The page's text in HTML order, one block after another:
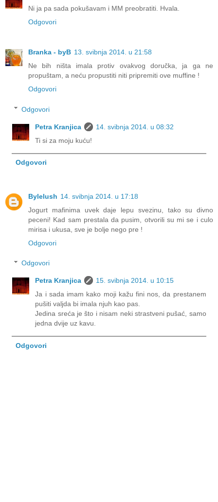
Ni ja pa sada pokušavam i MM preobratiti. Hvala.
Odgovori
Branka - byB 13. svibnja 2014. u 21:58
Ne bih ništa imala protiv ovakvog doručka, ja ga ne
propuštam, a neću propustiti niti pripremiti ove muffine !
Odgovori
Odgovori
Petra Kranjica
14. svibnja 2014. u 08:32
Ti si za moju kuću!
Odgovori
Bylelush 14. svibnja 2014. u 17:18
Jogurt mafinima uvek daje lepu svezinu, tako su divno
peceni! Kad sam prestala da pusim, otvorili su mi se i culo
mirisa i ukusa, sve je bolje nego pre !
Odgovori
Odgovori
Petra Kranjica
15. svibnja 2014. u 10:15
Ja i sada imam kako moji kažu fini nos, da prestanem
pušiti valjda bi imala njuh kao pas.
Jedina sreća je što i nisam neki strastveni pušać, samo
jedna dvije uz kavu.
Odgovori